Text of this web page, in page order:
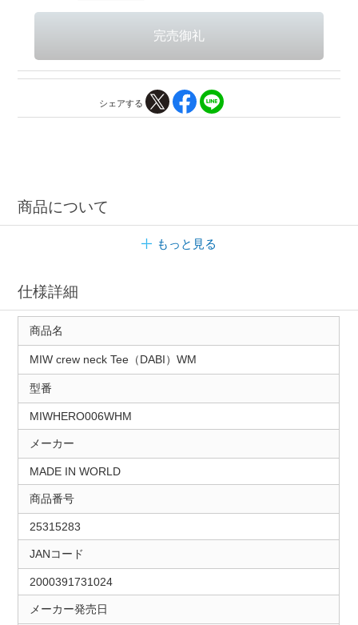
シェアする
商品について
もっと見る
仕様詳細
商品名
MIW crew neck Tee（DABI）WM
型番
MIWHERO006WHM
メーカー
MADE IN WORLD
商品番号
25315283
JANコード
2000391731024
メーカー発売日